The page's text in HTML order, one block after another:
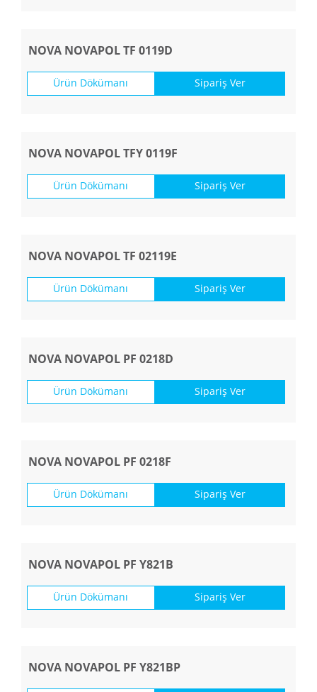
NOVA NOVAPOL TF 0119D
Ürün Dökümanı Sipariş Ver
NOVA NOVAPOL TFY 0119F
Ürün Dökümanı Sipariş Ver
NOVA NOVAPOL TF 02119E
Ürün Dökümanı Sipariş Ver
NOVA NOVAPOL PF 0218D
Ürün Dökümanı Sipariş Ver
NOVA NOVAPOL PF 0218F
Ürün Dökümanı Sipariş Ver
NOVA NOVAPOL PF Y821B
Ürün Dökümanı Sipariş Ver
NOVA NOVAPOL PF Y821BP